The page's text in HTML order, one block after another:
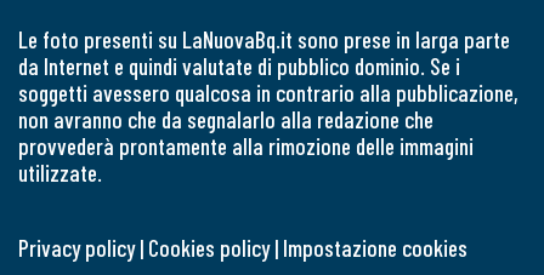
Le foto presenti su LaNuovaBq.it sono prese in larga parte
da Internet e quindi valutate di pubblico dominio. Se i
soggetti avessero qualcosa in contrario alla pubblicazione,
non avranno che da segnalarlo alla redazione che
provvederà prontamente alla rimozione delle immagini
utilizzate.
Privacy policy| Cookies policy| Impostazione cookies